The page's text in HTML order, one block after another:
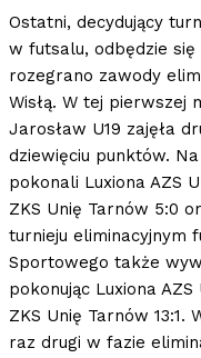
Ostatni, decydujący
w futsalu, odbędzie się
rozegrano zawody
Wisłą. W tej pierwszej
Jarosław U19 zajęła
dziewięciu punktów.
pokonali Luxiona AZS
ZKS Unię Tarnów 5:0
turnieju eliminacyjnym
Sportowego także
pokonując Luxiona AZS
ZKS Unię Tarnów 13:1.
raz drugi w fazie